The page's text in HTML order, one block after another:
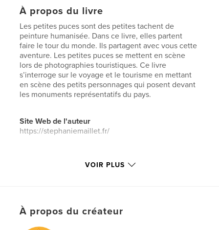
À propos du livre
Les petites puces sont des petites tachent de
peinture humanisée. Dans ce livre, elles partent
faire le tour du monde. Ils partagent avec vous cette
aventure. Les petites puces se mettent en scène
lors de photographies touristiques. Ce livre
s’interroge sur le voyage et le tourisme en mettant
en scène des petits personnages qui posent devant
les monuments représentatifs du pays.
Site Web de l'auteur
https://stephaniemaillet.fr/
Caractéristiques et détails
Format choisi:Petit carré, 18×18 cm
# de pages:
VOIR PLUS
À propos du créateur